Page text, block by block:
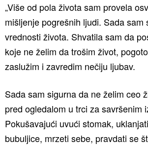
„Više od pola života sam provela
mišljenje pogrešnih ljudi. Sada sam
vrednosti života. Shvatila sam da
koje ne želim da trošim život,
zaslužim i zavredim nečiju ljubav.
Sada sam sigurna da ne želim ceo
pred ogledalom u trci za savršenim
Pokušavajući uvući stomak,
bubuljice, mrzeti sebe, pravdati se